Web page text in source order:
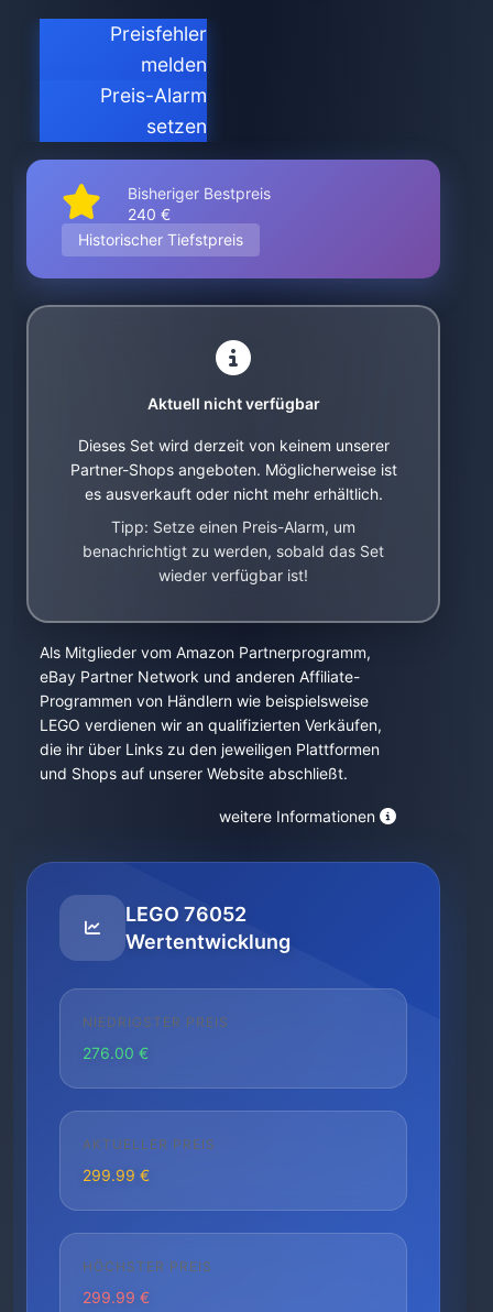
Preisfehler
melden
Preis-Alarm
setzen
Bisheriger Bestpreis
240 €
Historischer Tiefstpreis
Aktuell nicht verfügbar
Dieses Set wird derzeit von keinem unserer
Partner-Shops angeboten. Möglicherweise ist
es ausverkauft oder nicht mehr erhältlich.
Tipp: Setze einen Preis-Alarm, um
benachrichtigt zu werden, sobald das Set
wieder verfügbar ist!
Als Mitglieder vom Amazon Partnerprogramm,
eBay Partner Network und anderen Affiliate-
Programmen von Händlern wie beispielsweise
LEGO verdienen wir an qualifizierten Verkäufen,
die ihr über Links zu den jeweiligen Plattformen
und Shops auf unserer Website abschließt.
weitere Informationen
LEGO 76052
Wertentwicklung
NIEDRIGSTER PREIS
276.00 €
AKTUELLER PREIS
299.99 €
HÖCHSTER PREIS
299.99 €